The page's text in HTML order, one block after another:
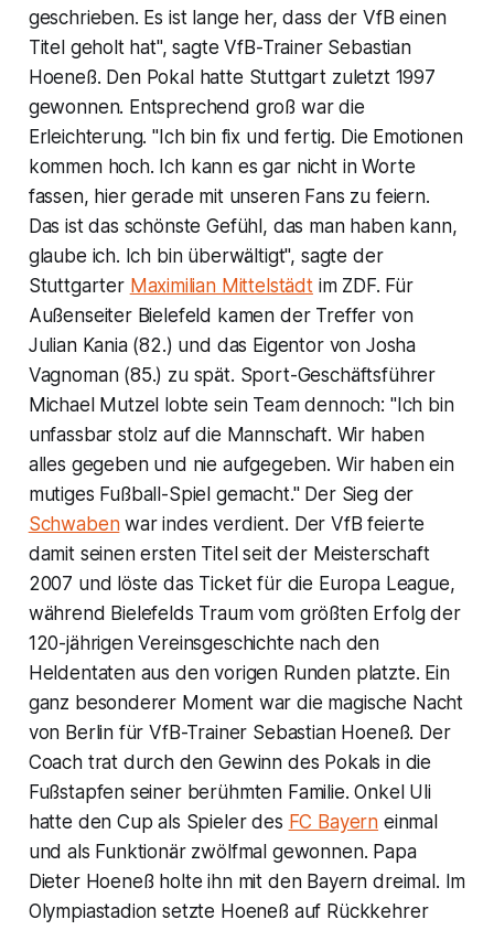
geschrieben. Es ist lange her, dass der VfB einen
Titel geholt hat", sagte VfB-Trainer Sebastian
Hoeneß. Den Pokal hatte Stuttgart zuletzt 1997
gewonnen. Entsprechend groß war die
Erleichterung. "Ich bin fix und fertig. Die Emotionen
kommen hoch. Ich kann es gar nicht in Worte
fassen, hier gerade mit unseren Fans zu feiern.
Das ist das schönste Gefühl, das man haben kann,
glaube ich. Ich bin überwältigt", sagte der
Stuttgarter Maximilian Mittelstädtim ZDF. Für
Außenseiter Bielefeld kamen der Treffer von
Julian Kania (82.) und das Eigentor von Josha
Vagnoman (85.) zu spät. Sport-Geschäftsführer
Michael Mutzel lobte sein Team dennoch: "Ich bin
unfassbar stolz auf die Mannschaft. Wir haben
alles gegeben und nie aufgegeben. Wir haben ein
mutiges Fußball-Spiel gemacht." Der Sieg der
Schwabenwar indes verdient. Der VfB feierte
damit seinen ersten Titel seit der Meisterschaft
2007 und löste das Ticket für die Europa League,
während Bielefelds Traum vom größten Erfolg der
120-jährigen Vereinsgeschichte nach den
Heldentaten aus den vorigen Runden platzte. Ein
ganz besonderer Moment war die magische Nacht
von Berlin für VfB-Trainer Sebastian Hoeneß. Der
Coach trat durch den Gewinn des Pokals in die
Fußstapfen seiner berühmten Familie. Onkel Uli
hatte den Cup als Spieler des FC Bayern einmal
und als Funktionär zwölfmal gewonnen. Papa
Dieter Hoeneß holte ihn mit den Bayern dreimal. Im
Olympiastadion setzte Hoeneß auf Rückkehrer